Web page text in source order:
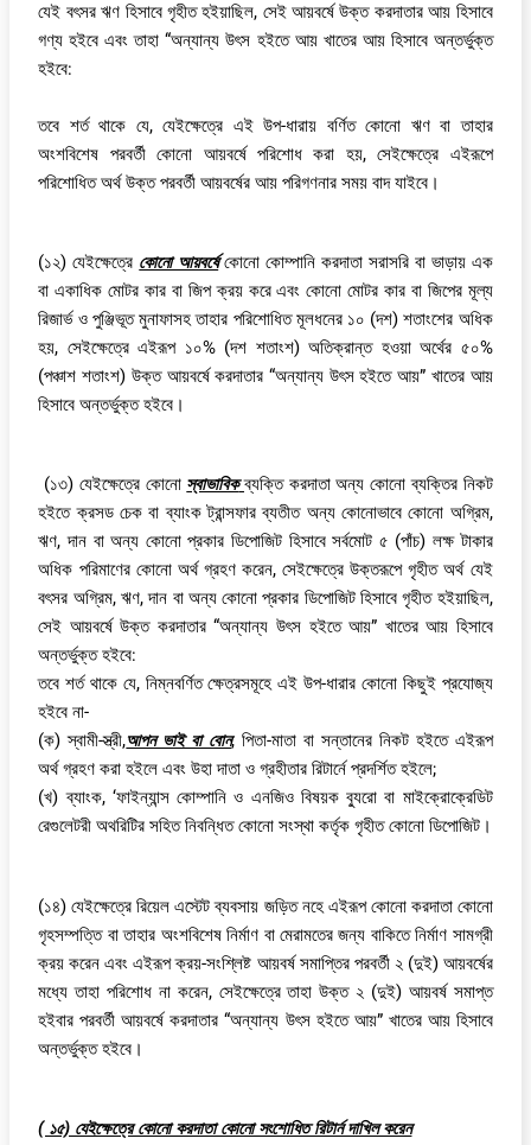
যেই বৎসর ঋণ হিসাবে গৃহীত হইয়াছিল, সেই আয়বর্ষে উক্ত করদাতার আয় হিসাবে
গণ্য হইবে এবং তাহা “অন্যান্য উৎস হইতে আয় খাতের আয় হিসাবে অন্তর্ভুক্ত
হইবে:
তবে শর্ত থাকে যে, যেইক্ষেত্রে এই উপ-ধারায় বর্ণিত কোনো ঋণ বা তাহার
অংশবিশেষ পরবর্তী কোনো আয়বর্ষে পরিশোধ করা হয়, সেইক্ষেত্রে এইরূপে
পরিশোধিত অর্থ উক্ত পরবর্তী আয়বর্ষের আয় পরিগণনার সময় বাদ যাইবে।
(১২) যেইক্ষেত্রে কোনো আয়বর্ষেকোনো কোম্পানি করদাতা সরাসরি বা ভাড়ায় এক
বা একাধিক মোটর কার বা জিপ ক্রয় করে এবং কোনো মোটর কার বা জিপের মূল্য
রিজার্ভ ও পুঞ্জিভূত মুনাফাসহ তাহার পরিশোধিত মূলধনের ১০ (দশ) শতাংশের অধিক
হয়, সেইক্ষেত্রে এইরূপ ১০% (দশ শতাংশ) অতিক্রান্ত হওয়া অর্থের ৫০%
(পঞ্চাশ শতাংশ) উক্ত আয়বর্ষে করদাতার “অন্যান্য উৎস হইতে আয়” খাতের আয়
হিসাবে অন্তর্ভুক্ত হইবে।
(১৩) যেইক্ষেত্রে কোনো স্বাভাবিক ব্যক্তি করদাতা অন্য কোনো ব্যক্তির নিকট
হইতে ক্রসড চেক বা ব্যাংক ট্রান্সফার ব্যতীত অন্য কোনোভাবে কোনো অগ্রিম,
ঋণ, দান বা অন্য কোনো প্রকার ডিপোজিট হিসাবে সর্বমোট ৫ (পাঁচ) লক্ষ টাকার
অধিক পরিমাণের কোনো অর্থ গ্রহণ করেন, সেইক্ষেত্রে উক্তরূপে গৃহীত অর্থ যেই
বৎসর অগ্রিম, ঋণ, দান বা অন্য কোনো প্রকার ডিপোজিট হিসাবে গৃহীত হইয়াছিল,
সেই আয়বর্ষে উক্ত করদাতার “অন্যান্য উৎস হইতে আয়” খাতের আয় হিসাবে
অন্তর্ভুক্ত হইবে:
তবে শর্ত থাকে যে, নিম্নবর্ণিত ক্ষেত্রসমূহে এই উপ-ধারার কোনো কিছুই প্রযোজ্য
হইবে না-
(ক) স্বামী-স্ত্রী,আপন ভাই বা বোন, পিতা-মাতা বা সন্তানের নিকট হইতে এইরূপ
অর্থ গ্রহণ করা হইলে এবং উহা দাতা ও গ্রহীতার রিটার্নে প্রদর্শিত হইলে;
(খ) ব্যাংক, ‘ফাইন্যান্স কোম্পানি ও এনজিও বিষয়ক ব্যুরো বা মাইক্রোক্রেডিট
রেগুলেটরী অথরিটির সহিত নিবন্ধিত কোনো সংস্থা কর্তৃক গৃহীত কোনো ডিপোজিট।
(১৪) যেইক্ষেত্রে রিয়েল এস্টেট ব্যবসায় জড়িত নহে এইরূপ কোনো করদাতা কোনো
গৃহসম্পত্তি বা তাহার অংশবিশেষ নির্মাণ বা মেরামতের জন্য বাকিতে নির্মাণ সামগ্রী
ক্রয় করেন এবং এইরূপ ক্রয়-সংশ্লিষ্ট আয়বর্ষ সমাপ্তির পরবর্তী ২ (দুই) আয়বর্ষের
মধ্যে তাহা পরিশোধ না করেন, সেইক্ষেত্রে তাহা উক্ত ২ (দুই) আয়বর্ষ সমাপ্ত
হইবার পরবর্তী আয়বর্ষে করদাতার “অন্যান্য উৎস হইতে আয়” খাতের আয় হিসাবে
অন্তর্ভুক্ত হইবে।
( ১৫) যেইক্ষেত্রে কোনো করদাতা কোনো সংশোধিত রিটার্ন দাখিল করেন